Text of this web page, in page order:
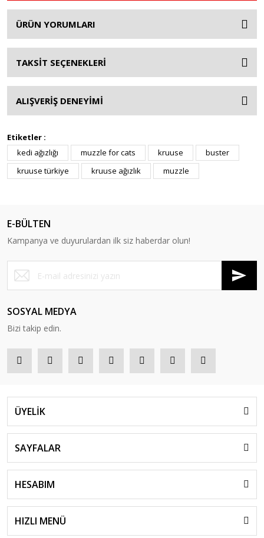
ÜRÜN YORUMLARI
TAKSİT SEÇENEKLERİ
ALIŞVERİŞ DENEYİMİ
Etiketler :
kedi ağızlığı
muzzle for cats kruuse
buster
kruuse türkiye
kruuse ağızlık muzzle
E-BÜLTEN
Kampanya ve duyurulardan ilk siz haberdar olun!
SOSYAL MEDYA
Bizi takip edin.
ÜYELİK
SAYFALAR
HESABIM
HIZLI MENÜ